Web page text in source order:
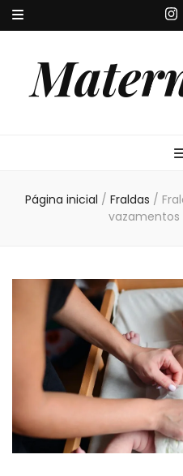
Página inicial / Fraldas /
vazamentos